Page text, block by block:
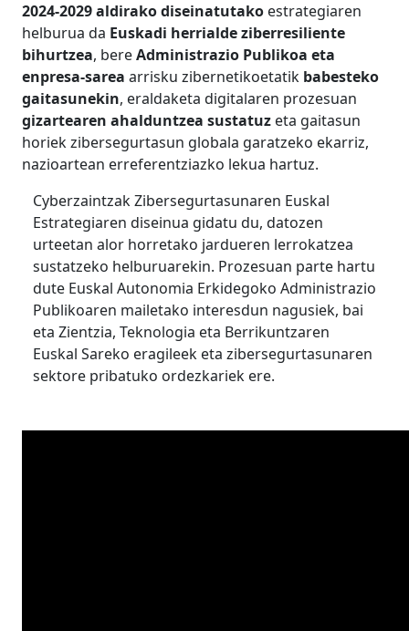
2024-2029 aldirako diseinatutako estrategiaren
helburua da Euskadi herrialde ziberresiliente
bihurtzea, bereAdministrazio Publikoa eta
enpresa-sarea arrisku zibernetikoetatik babesteko
gaitasunekin, eraldaketa digitalaren prozesuan
gizartearen ahalduntzea sustatuz eta gaitasun
horiek zibersegurtasun globala garatzeko ekarriz,
nazioartean erreferentziazko lekua hartuz.
Cyberzaintzak Zibersegurtasunaren Euskal
Estrategiaren diseinua gidatu du, datozen
urteetan alor horretako jardueren lerrokatzea
sustatzeko helburuarekin. Prozesuan parte hartu
dute Euskal Autonomia Erkidegoko Administrazio
Publikoaren mailetako interesdun nagusiek, bai
eta Zientzia, Teknologia eta Berrikuntzaren
Euskal Sareko eragileek eta zibersegurtasunaren
sektore pribatuko ordezkariek ere.